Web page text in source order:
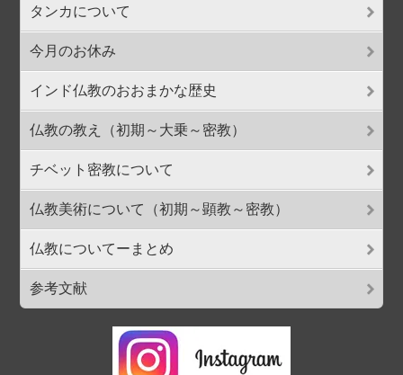
タンカについて
今月のお休み
インド仏教のおおまかな歴史
仏教の教え（初期～大乗～密教）
チベット密教について
仏教美術について（初期～顕教～密教）
仏教についてーまとめ
参考文献